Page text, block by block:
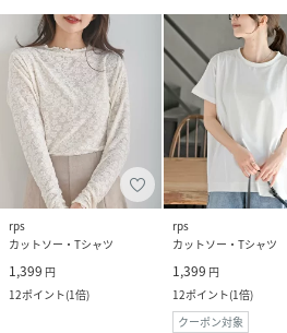
rps
カットソー・Tシャツ
1,399 円
12ポイント(1倍)
rps
カットソー・Tシャツ
1,399 円
12ポイント(1倍)
クーポン対象